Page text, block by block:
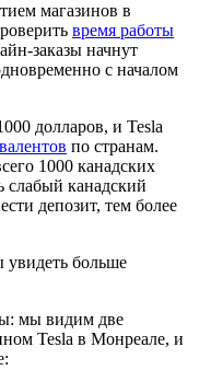
магазинов в
время работы
заказы начнут
с началом
долларов, и Tesla
по странам.
1000 канадских
слабый канадский
депозит, тем более
больше
мы видим две
Tesla в Монреале, и